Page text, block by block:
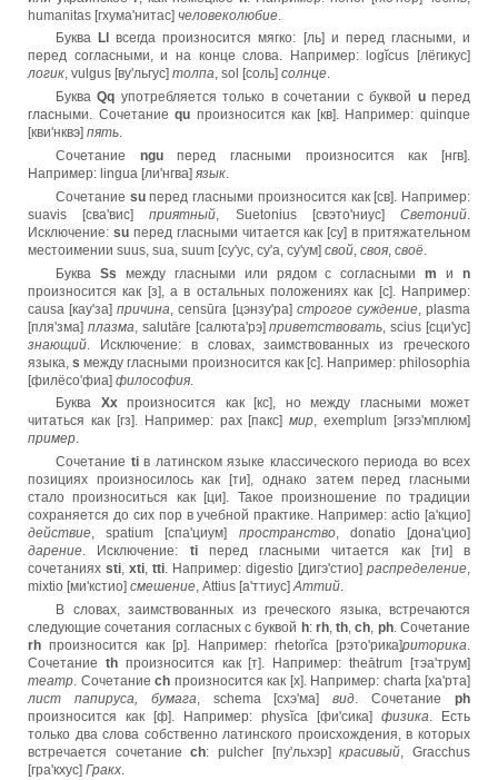
humanitas [гхума'нитас] человеколюбие
Буква Ll
всегда произносится мягко: [ль] и перед гласными, и
перед согласными, и на конце слова. Например: logĭcus [лёгикус]
логик, vulgus [ву'льгус] толпа, sol [соль] солнце.
БукваQq употребляется только в сочетании с буквой uперед
гласными. Сочетаниеqu произносится как [кв]. Например: quinque
[кви'нквэ] пять.
Сочетание nguперед гласными произносится как [нгв].
Например: lingua [ли'нгва] язык.
Сочетание suперед гласными произносится как [св]. Например:
suavis [сва'вис]приятный, Suetonius [свэто'ниус]Светоний.
Исключение: suперед гласными читается как [су] в притяжательном
местоимении suus, sua, suum [су'ус, су'а, су'ум] свой, своя, своё.
Буква Ss между гласными или рядом с согласнымиm иn
произносится как [з], а в остальных положениях как [с]. Например:
causa [кау'за]причина , censūra [цэнзу'ра] строгое суждение, plasma
[пля'зма] плазма , salutāre [салюта'рэ]приветствовать , scius [сци'ус]
знающий . Исключение: в словах, заимствованных из греческого
языка,s между гласными произносится как [с]. Например: philosophia
[филёсо'фиа] философия
Буква Xxпроизносится как [кс], но между гласными может
читаться как [гз]. Например: pax [пакс]мир, exemplum [эгзэ'мплюм]
пример.
Сочетание tiв латинском языке классического периода во всех
позициях произносилось как [ти], однако затем перед гласными
стало произноситься как [ци]. Такое произношение по традиции
сохраняется до сих пор в учебной практике. Например: actio [а'кцио]
действие, spatium [спа'циум] пространство, donatio [дона'цио]
дарение. Исключение: tiперед гласными читается как [ти] в
сочетаниях sti, xti, tti. Например: digestio [дигэ'стио] распределение,
mixtio [ми'кстио] смешение, Attius [а'ттиус]Аттий.
В словах, заимствованных из греческого языка, встречаются
следующие сочетания согласных с буквой h: rh,th,ch, ph. Сочетание
rh произносится как [р]. Например: rhetorĭca [рэто'рика]риторика.
Сочетание thпроизносится как [т]. Например: theātrum [тэа'трум]
театр. Сочетание ch произносится как [х]. Например: charta [ха'рта]
лист папируса, бумага, schema [схэ'ма]вид. Сочетаниеph
произносится как [ф]. Например: physĭca [фи'сика] физика. Есть
только два слова собственно латинского происхождения, в которых
встречается сочетаниеch: pulcher [пу'льхэр]красивый, Gracchus
[гра'кхус] Гракх.